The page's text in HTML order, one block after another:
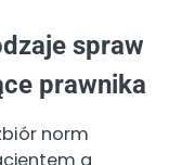
spraw
prawnika
norm